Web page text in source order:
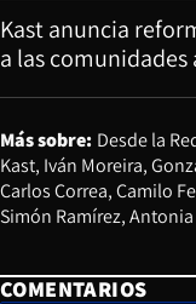
Kast anuncia
a las
Más sobre: Desde la
Kast Iván Moreira
Carlos Correa Camilo
Simón Ramírez Antonia
COMENTARIOS